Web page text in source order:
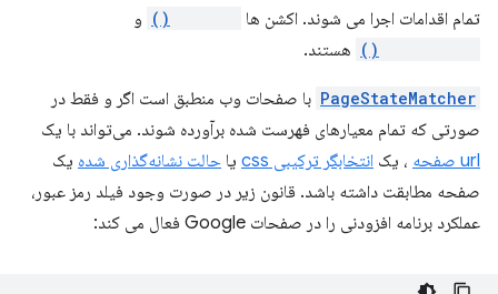
تمام اقدامات اجرا می شوند. اکشن ها
و
هستند.
PageStateMatcher با صفحات وب منطبق است اگر و فقط در
صورتی که تمام معیارهای فهرست شده برآورده شوند. می‌تواند با یک
url صفحه
، یک انتخابگر ترکیبی css یا حالت نشانه‌گذاری شده یک
صفحه مطابقت داشته باشد. قانون زیر در صورت وجود فیلد رمز عبور،
عملکرد برنامه افزودنی را در صفحات Google فعال می کند: